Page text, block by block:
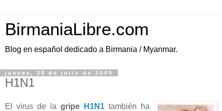
BirmaniaLibre.com
Blog en español dedicado a Birmania / Myanmar.
jueves, 30 de julio de 2009
H1N1
El virus de la gripe H1N1 también ha